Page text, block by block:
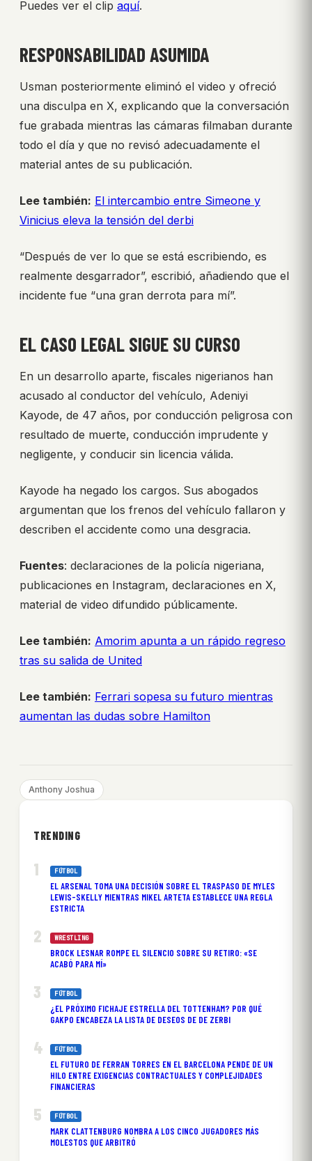
Puedes ver el clip aquí.
RESPONSABILIDAD ASUMIDA
Usman posteriormente eliminó el video y ofreció
una disculpa en X, explicando que la conversación
fue grabada mientras las cámaras filmaban durante
todo el día y que no revisó adecuadamente el
material antes de su publicación.
Lee también: El intercambio entre Simeone y
Vinicius eleva la tensión del derbi
“Después de ver lo que se está escribiendo, es
realmente desgarrador”, escribió, añadiendo que el
incidente fue “una gran derrota para mí”.
EL CASO LEGAL SIGUE SU CURSO
En un desarrollo aparte, fiscales nigerianos han
acusado al conductor del vehículo, Adeniyi
Kayode, de 47 años, por conducción peligrosa con
resultado de muerte, conducción imprudente y
negligente, y conducir sin licencia válida.
Kayode ha negado los cargos. Sus abogados
argumentan que los frenos del vehículo fallaron y
describen el accidente como una desgracia.
Fuentes: declaraciones de la policía nigeriana,
publicaciones en Instagram, declaraciones en X,
material de video difundido públicamente.
Lee también: Amorim apunta a un rápido regreso
tras su salida de United
Lee también: Ferrari sopesa su futuro mientras
aumentan las dudas sobre Hamilton
Anthony Joshua
TRENDING
FÚTBOL
EL ARSENAL TOMA UNA DECISIÓN SOBRE EL TRASPASO DE MYLES
LEWIS-SKELLY MIENTRAS MIKEL ARTETA ESTABLECE UNA REGLA
ESTRICTA
WRESTLING
BROCK LESNAR ROMPE EL SILENCIO SOBRE SU RETIRO: «SE
ACABÓ PARA MÍ»
FÚTBOL
¿EL PRÓXIMO FICHAJE ESTRELLA DEL TOTTENHAM? POR QUÉ
GAKPO ENCABEZA LA LISTA DE DESEOS DE DE ZERBI
FÚTBOL
EL FUTURO DE FERRAN TORRES EN EL BARCELONA PENDE DE UN
HILO ENTRE EXIGENCIAS CONTRACTUALES Y COMPLEJIDADES
FINANCIERAS
FÚTBOL
MARK CLATTENBURG NOMBRA A LOS CINCO JUGADORES MÁS
MOLESTOS QUE ARBITRÓ